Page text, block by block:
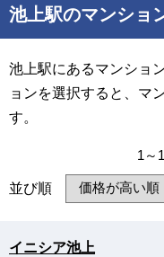
池上駅のマンショ
池上駅にあるマンショ
ョンを選択すると、マ
す。
1～
並び順
イニシア池上